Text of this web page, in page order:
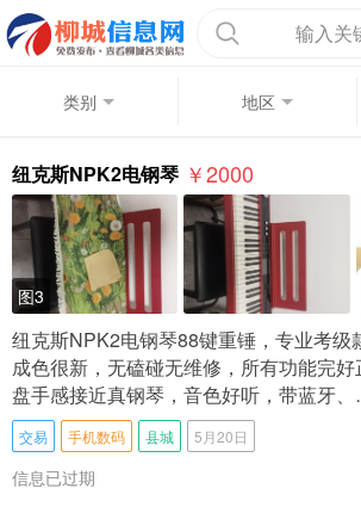
输入关
类别 地区
纽克斯NPK2电钢琴 ￥2000
图3
纽克斯NPK2电钢琴88键重锤，专业考级
成色很新，无磕碰无维修，所有功能完
盘手感接近真钢琴，音色好听，带蓝牙
交易 手机数码 县城 5月20日
信息已过期